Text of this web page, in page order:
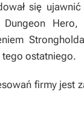
się
tego ostatniego.
firmy jest